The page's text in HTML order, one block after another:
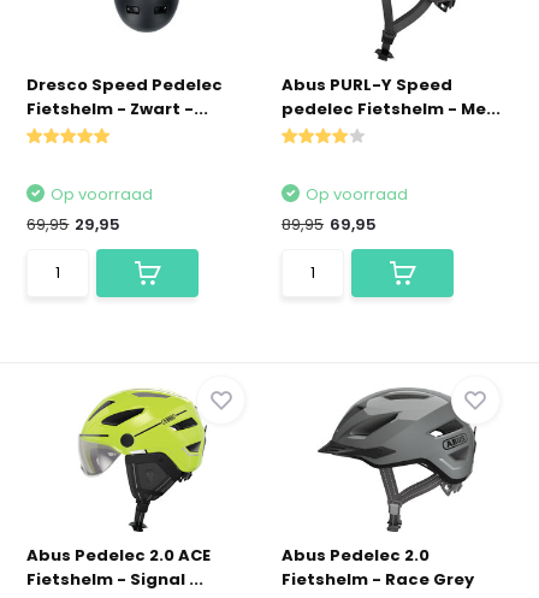
Dresco Speed Pedelec
Fietshelm - Zwart -...
Op voorraad
69,95 29,95
Abus PURL-Y Speed
pedelec Fietshelm - Me...
Op voorraad
89,95 69,95
Abus Pedelec 2.0 ACE
Fietshelm - Signal ...
Abus Pedelec 2.0
Fietshelm - Race Grey